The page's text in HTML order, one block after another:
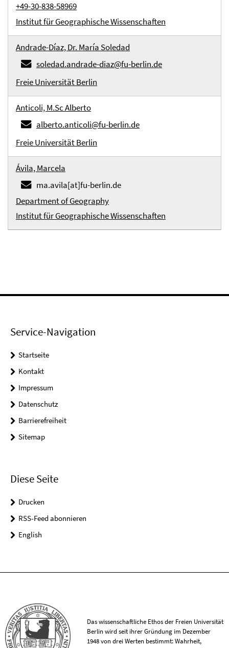
+49-30-838-58969
Institut für Geographische Wissenschaften
Andrade-Díaz, Dr. María Soledad
soledad.andrade-diaz@fu-berlin.de
Freie Universität Berlin
Anticoli, M.Sc Alberto
alberto.anticoli@fu-berlin.de
Freie Universität Berlin
Ávila, Marcela
ma.avila[at]fu-berlin.de
Department of Geography
Institut für Geographische Wissenschaften
Service-Navigation
Startseite
Kontakt
Impressum
Datenschutz
Barrierefreiheit
Sitemap
Diese Seite
Drucken
RSS-Feed abonnieren
English
Das wissenschaftliche Ethos der Freien Universität
Berlin wird seit ihrer Gründung im Dezember
1948 von drei Werten bestimmt: Wahrheit,